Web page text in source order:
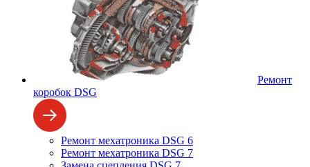
Ремонт
коробок DSG
Ремонт мехатроника DSG 6
Ремонт мехатроника DSG 7